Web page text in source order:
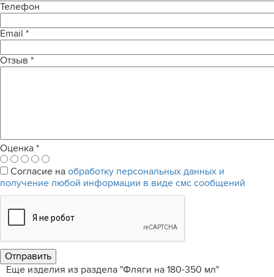
Телефон
Email *
Отзыв *
Оценка *
Согласие на обработку персональных данных и
получение любой информации в виде смс сообщений
Еще изделия из раздела "Фляги на 180-350 мл"